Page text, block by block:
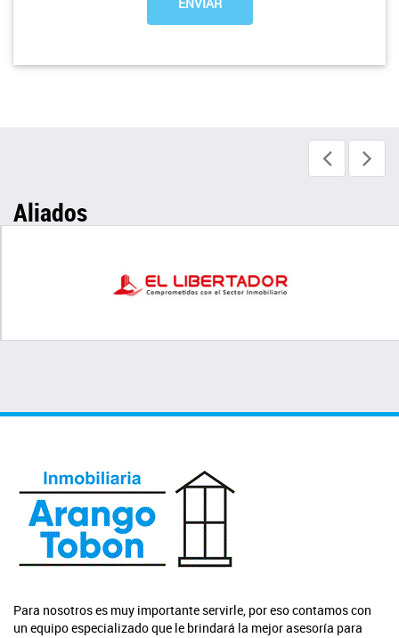
Aliados
Para nosotros es muy importante servirle, por eso contamos con
un equipo especializado que le brindará la mejor asesoría para